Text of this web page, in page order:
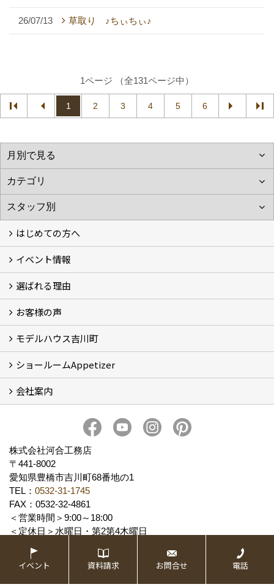
26/07/13 草取り ♪ちぃちぃ♪
1ページ （全131ページ中）
1 2 3 4 5 6
はじめての方へ
フォトギャラリー
性能について
自然素材のお家
オーナー様のおうち訪問
イベント情報
イベント情報
選ばれる理由
5つのやさしさ宣言
3つのプロ宣言
お家づくりスケジュール
お客様の声
お客様の声
モデルハウス吉川町
吉川町モデルハウス
ショールームAppetizer
Appetizer(ショールーム)
Appetizer(レンタルスペース)
会社案内
社長 河合智之の想い
求人情報 Recruit
株式会社河合工務店
〒441-8002
愛知県豊橋市吉川町68番地の1
TEL： 0532-31-1745
FAX：0532-32-4861
＜営業時間＞9:00～18:00
＜定休日＞水曜日・第2第4木曜日
Produced byゴデスクリエイト
イベント 資料請求 お問合せ 電話